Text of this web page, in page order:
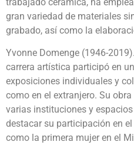
gran variedad de materiales
grabado, así como la
Yvonne Domenge (1946-
carrera artística participó en
exposiciones individuales y
como en el extranjero. Su
varias instituciones y
destacar su participación en
como la primera mujer en el